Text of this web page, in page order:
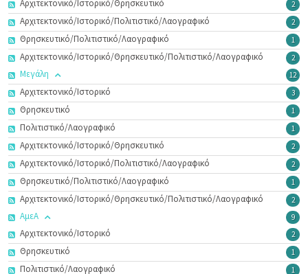
2
Αρχιτεκτονικό/Ιστορικό/Θρησκευτικό
2
Αρχιτεκτονικό/Ιστορικό/Πολιτιστικό/Λαογραφικό
1
Θρησκευτικό/Πολιτιστικό/Λαογραφικό
2
Αρχιτεκτονικό/Ιστορικό/Θρησκευτικό/Πολιτιστικό/Λαογραφικό
12
Μεγάλη
3
Αρχιτεκτονικό/Ιστορικό
1
Θρησκευτικό
1
Πολιτιστικό/Λαογραφικό
2
Αρχιτεκτονικό/Ιστορικό/Θρησκευτικό
2
Αρχιτεκτονικό/Ιστορικό/Πολιτιστικό/Λαογραφικό
1
Θρησκευτικό/Πολιτιστικό/Λαογραφικό
2
Αρχιτεκτονικό/Ιστορικό/Θρησκευτικό/Πολιτιστικό/Λαογραφικό
9
ΑμεΑ
2
Αρχιτεκτονικό/Ιστορικό
1
Θρησκευτικό
1
Πολιτιστικό/Λαογραφικό